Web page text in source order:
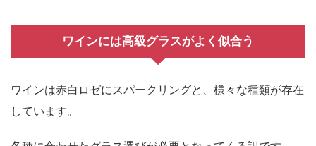
ワインには高級グラスがよく似合う
ワインは赤白ロゼにスパークリングと、様々な種類が存在
しています。